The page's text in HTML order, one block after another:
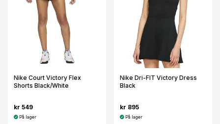
Nike Court Victory Flex
Shorts Black/White
kr 549
På lager
Nike Dri-FIT Victory Dress
Black
kr 895
På lager